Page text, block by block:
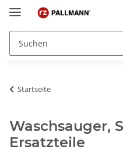
Startseite
Waschsauger,
Ersatzteile